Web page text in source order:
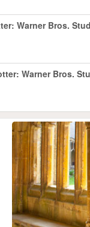
Warner Bros.
Warner Bros.